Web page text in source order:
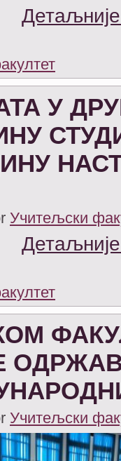
У
Учитељски
Учитељски